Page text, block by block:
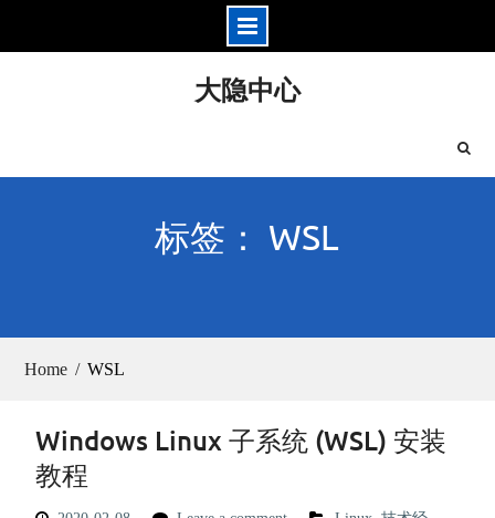
大隐中心
标签： WSL
Home WSL
Windows Linux 子系统 (WSL) 安装
教程